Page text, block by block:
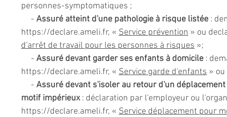
personnes-symptomatiques ;
     -
Assuré atteint d'une pathologie à risque listée :
https://declare.ameli.fr, « Service prévention » ou
d'arrêt de travail pour les personnes à risques »;
     -
Assuré devant garder ses enfants à domicile :
https://declare.ameli.fr, « Service garde d'enfants » ou
     -
Assuré devant s'isoler au retour d'un
motif impérieux : déclaration par l'employeur ou
https://declare.ameli.fr, « Service déplacement pour